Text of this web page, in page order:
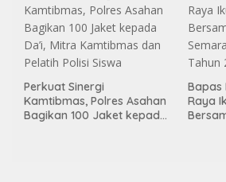
Perkuat Sinergi
Kamtibmas, Polres Asahan
Bagikan 100 Jaket kepada
Bapas
Raya